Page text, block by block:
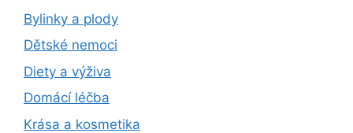
Bylinky a plody
Dětské nemoci
Diety a výživa
Domácí léčba
Krása a kosmetika